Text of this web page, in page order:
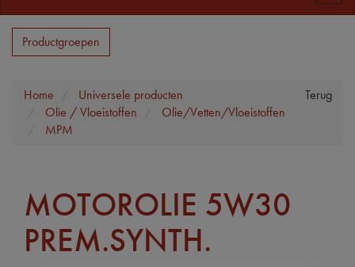
Productgroepen
Terug
Home
Universele producten
Olie / Vloeistoffen
Olie/Vetten/Vloeistoffen
MPM
MOTOROLIE 5W30
PREM.SYNTH.